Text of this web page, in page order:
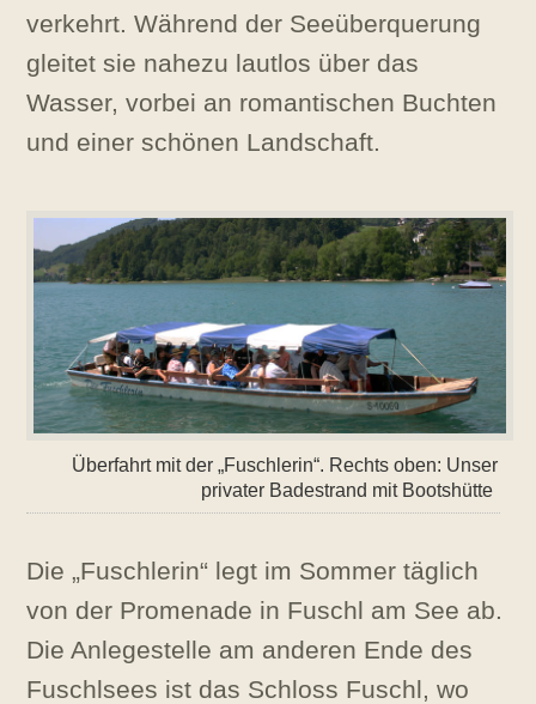
verkehrt. Während der Seeüberquerung
gleitet sie nahezu lautlos über das
Wasser, vorbei an romantischen Buchten
und einer schönen Landschaft.
Überfahrt mit der „Fuschlerin“. Rechts oben: Unser
privater Badestrand mit Bootshütte
Die „Fuschlerin“ legt im Sommer täglich
von der Promenade in Fuschl am See ab.
Die Anlegestelle am anderen Ende des
Fuschlsees ist das Schloss Fuschl, wo